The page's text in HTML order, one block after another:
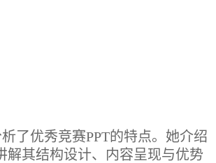
了优秀竞赛PPT的特点。她介绍
解其结构设计、内容呈现与优势